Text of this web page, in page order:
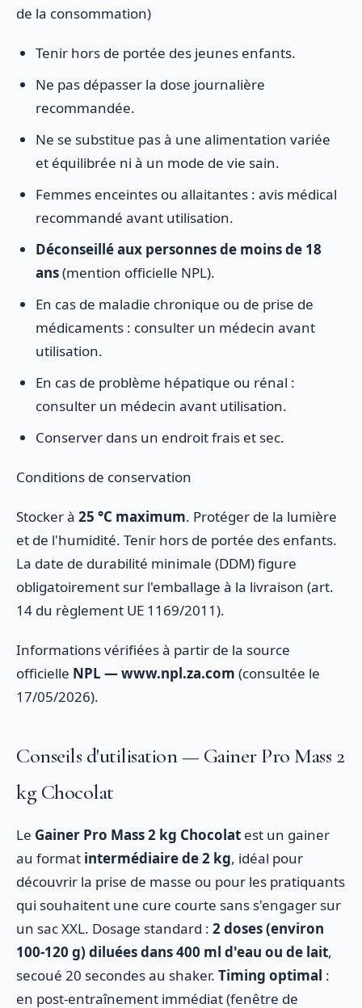
de la consommation)
Tenir hors de portée des jeunes enfants.
Ne pas dépasser la dose journalière
recommandée.
Ne se substitue pas à une alimentation variée
et équilibrée ni à un mode de vie sain.
Femmes enceintes ou allaitantes : avis médical
recommandé avant utilisation.
Déconseillé aux personnes de moins de 18
ans(mention officielle NPL).
En cas de maladie chronique ou de prise de
médicaments : consulter un médecin avant
utilisation.
En cas de problème hépatique ou rénal :
consulter un médecin avant utilisation.
Conserver dans un endroit frais et sec.
Conditions de conservation
Stocker à 25 °C maximum. Protéger de la lumière
et de l'humidité. Tenir hors de portée des enfants.
La date de durabilité minimale (DDM) figure
obligatoirement sur l'emballage à la livraison (art.
14 du règlement UE 1169/2011).
Informations vérifiées à partir de la source
officielle NPL — www.npl.za.com (consultée le
17/05/2026).
Conseils d'utilisation — Gainer Pro Mass 2
kg Chocolat
Le Gainer Pro Mass 2 kg Chocolat est un gainer
au format intermédiaire de 2 kg, idéal pour
découvrir la prise de masse ou pour les pratiquants
qui souhaitent une cure courte sans s'engager sur
un sac XXL. Dosage standard : 2 doses (environ
100-120 g) diluées dans 400 ml d'eau ou de lait,
secoué 20 secondes au shaker. Timing optimal :
en post-entraînement immédiat (fenêtre de